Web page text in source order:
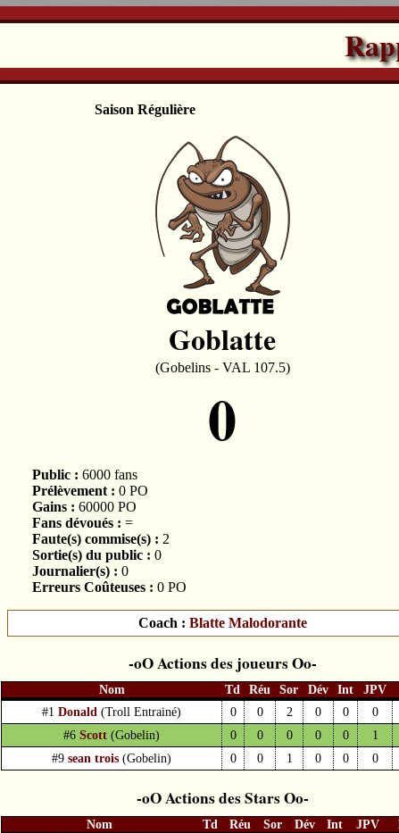
Saison Régulière
Goblatte
(Gobelins - VAL 107.5)
0
Public : 6000 fans
Prélèvement : 0 PO
Gains : 60000 PO
Fans dévoués : =
Faute(s) commise(s) : 2
Sortie(s) du public : 0
Journalier(s) : 0
Erreurs Coûteuses : 0 PO
Coach : Blatte Malodorante
Actions des joueurs
Nom Td Réu Sor Dév Int JPV
#1Donald (Troll Entrainé) 0 0 2 0 0 0
#6Scott (Gobelin) 0 0 0 0 0 1
#9sean trois (Gobelin) 0 0 1 0 0 0
Actions des Stars
Nom Td Réu Sor Dév Int JPV